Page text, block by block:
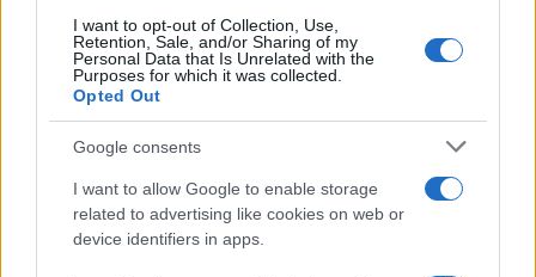
I want to opt-out of Collection, Use,
Retention, Sale, and/or Sharing of my
Personal Data that Is Unrelated with the
Purposes for which it was collected.
Opted Out
Google consents
I want to allow Google to enable storage
related to advertising like cookies on web or
device identifiers in apps.
giorni, dove la giudice è mostrata in occasioni di
manifestazioni pro-migranti. Il tutto dopo un’altra
inchiesta deIl Giornale, che ieri ha pubblicato un
post del marito di Iolanda Apostolico, che
2021 attaccava Israele
manifestazione pro-Tel Aviv bipartisan. Altra
posizione condivisa coi militanti di Potere al
Popolo.